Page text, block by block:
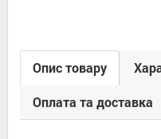
Опис товару
Оплата та доставка